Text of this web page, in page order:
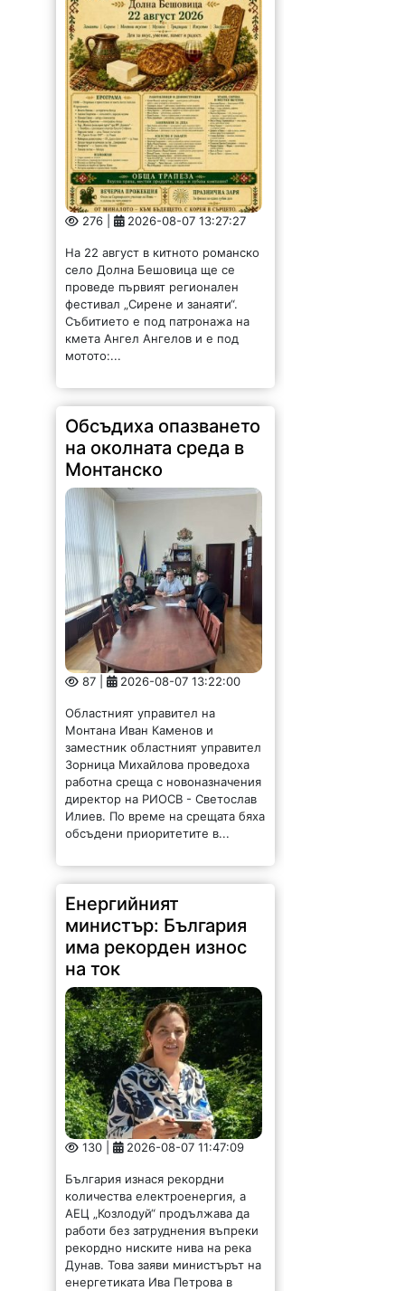
276 | 2026-08-07 13:27:27
На 22 август в китното романско
село Долна Бешовица ще се
проведе първият регионален
фестивал „Сирене и занаяти“.
Събитието е под патронажа на
кмета Ангел Ангелов и е под
мотото:...
Обсъдиха опазването
на околната среда в
Монтанско
87 | 2026-08-07 13:22:00
Областният управител на
Монтана Иван Каменов и
заместник областният управител
Зорница Михайлова проведоха
работна среща с новоназначения
директор на РИОСВ - Светослав
Илиев. По време на срещата бяха
обсъдени приоритетите в...
Енергийният
министър: България
има рекорден износ
на ток
130 | 2026-08-07 11:47:09
България изнася рекордни
количества електроенергия, а
АЕЦ „Козлодуй“ продължава да
работи без затруднения въпреки
рекордно ниските нива на река
Дунав. Това заяви министърът на
енергетиката Ива Петрова в